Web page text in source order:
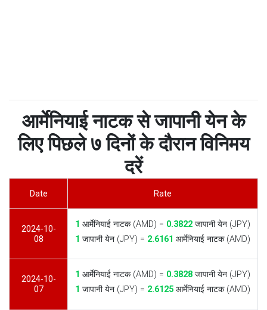
आर्मेनियाई नाटक से जापानी येन के
लिए पिछले ७ दिनों के दौरान विनिमय
दरें
Date Rate
2024-10-
08
1 आर्मेनियाई नाटक (AMD) = 0.3822 जापानी येन (JPY)
1 जापानी येन (JPY) = 2.6161 आर्मेनियाई नाटक (AMD)
2024-10-
07
1 आर्मेनियाई नाटक (AMD) = 0.3828 जापानी येन (JPY)
1 जापानी येन (JPY) = 2.6125 आर्मेनियाई नाटक (AMD)